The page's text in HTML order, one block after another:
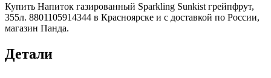
Купить Напиток газированный Sparkling Sunkist грейпфрут,
355л. 8801105914344 в Красноярске и с доставкой по России,
магазин Панда.
Детали